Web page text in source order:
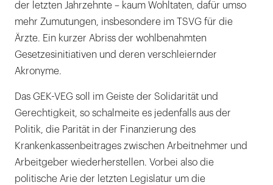
der letzten Jahrzehnte – kaum Wohltaten, dafür umso
mehr Zumutungen, insbesondere im TSVG für die
Ärzte. Ein kurzer Abriss der wohlbenahmten
Gesetzesinitiativen und deren verschleiernder
Akronyme.
Das GEK-VEG soll im Geiste der Solidarität und
Gerechtigkeit, so schalmeite es jedenfalls aus der
Politik, die Parität in der Finanzierung des
Krankenkassenbeitrages zwischen Arbeitnehmer und
Arbeitgeber wiederherstellen. Vorbei also die
politische Arie der letzten Legislatur um die